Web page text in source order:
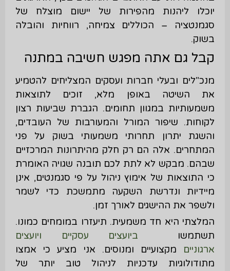
יוכלו ליהנות מהפירות של יישום מוצלח של
סגמנטציה – הכוללים צמיחה, רווחיות והובלה
בשוק.
קבל גם אתה מפגש חשיבה במתנה
מנכ"לים ובעלי חברות ועסקים המצליחים להטמיע
את השיטה באופן מלא, זוכים לתוצאות
משמעותיות במגוון תחומים. הגברת שביעות רצון
לקוחות. שיפור המורל והמעורבות של העובדים,
והשגת יתרון תחרותי משמעותי בשוק על פני
המתחרים. אלה הם רק חלק מהיתרונות המרכזיים
שבהם. מבקש לא לתת לכם תובנה שגויה האומרת
כי התוצאות של אימוץ ניהול על פי סגמנטים, אינן
מיידיות ונדרשת השקעה מתמשכת כדי לשמר
ולשפר את ההישגים לאורך זמן.
המלצתי היא חד משמעית. תיעזרו במומחים כמונו.
תשתמשו ביועצים עסקיים ויועצים
ארגוניים מקצועיים ומנוסים. אני מציע כי אמצו
מתודולוגיות עדכניות לניהול טוב יותר של